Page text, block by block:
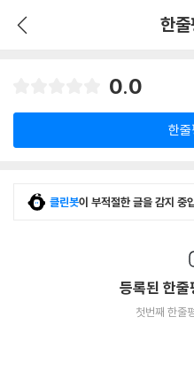
한
0.0
한줄
클린봇이 부적절한 글을 감지 중
등록된 한
첫번째 한줄